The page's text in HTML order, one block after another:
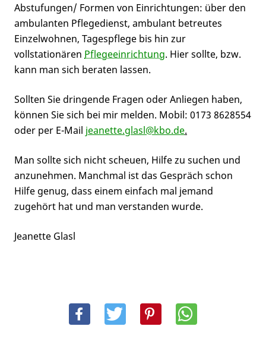
Abstufungen/ Formen von Einrichtungen: über den
ambulanten Pflegedienst, ambulant betreutes
Einzelwohnen, Tagespflege bis hin zur
vollstationären Pflegeeinrichtung. Hier sollte, bzw.
kann man sich beraten lassen.
Sollten Sie dringende Fragen oder Anliegen haben,
können Sie sich bei mir melden. Mobil: 0173 8628554
oder per E-Mail jeanette.glasl@kbo.de.
Man sollte sich nicht scheuen, Hilfe zu suchen und
anzunehmen. Manchmal ist das Gespräch schon
Hilfe genug, dass einem einfach mal jemand
zugehört hat und man verstanden wurde.
Jeanette Glasl